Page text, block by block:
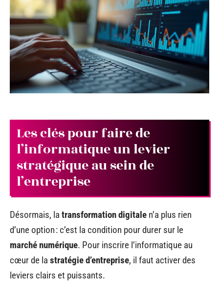
Les clés pour faire de
l’informatique un levier
stratégique au sein de
l’entreprise
Désormais, la transformation digitale n’a plus rien
d’une option : c’est la condition pour durer sur le
marché numérique. Pour inscrire l’informatique au
cœur de la stratégie d’entreprise, il faut activer des
leviers clairs et puissants.